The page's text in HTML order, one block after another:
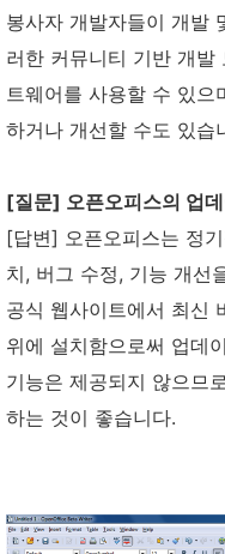
봉사자 개발자들이 개발
러한 커뮤니티 기반 개발
트웨어를 사용할 수 있으
하거나 개선할 수도 있습
[질문] 오픈오피스의 업
[답변] 오픈오피스는 정
치, 버그 수정, 기능 개선
공식 웹사이트에서 최신
위에 설치함으로써 업데
기능은 제공되지 않으므
하는 것이 좋습니다.